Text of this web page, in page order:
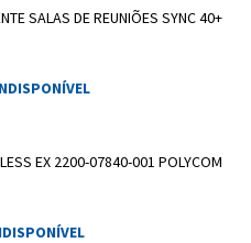
SALAS DE REUNIÕES SYNC 40+
EX 2200-07840-001 POLYCOM